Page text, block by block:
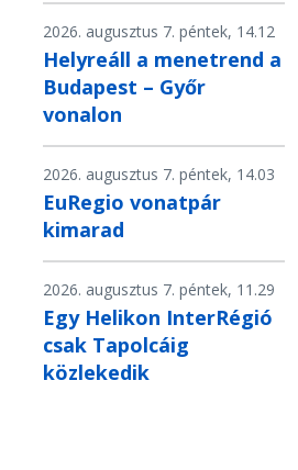
2026. augusztus 7. péntek, 14.12
Helyreáll a menetrend a
Budapest – Győr
vonalon
2026. augusztus 7. péntek, 14.03
EuRegio vonatpár
kimarad
2026. augusztus 7. péntek, 11.29
Egy Helikon InterRégió
csak Tapolcáig
közlekedik